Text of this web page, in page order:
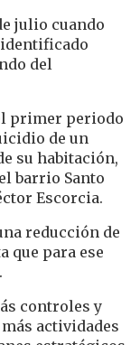
julio cuando
identificado
del
primer periodo
de un
su habitación,
barrio Santo
Escorcia.
reducción de
que para ese
controles y
actividades